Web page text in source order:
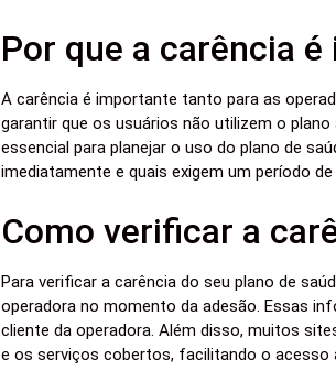
Por que a carência
A carência é importante tanto para as
garantir que os usuários não utilizem o
essencial para planejar o uso do plano de
imediatamente e quais exigem um período
Como verificar a
Para verificar a carência do seu plano de
operadora no momento da adesão. Essas
cliente da operadora. Além disso, muitos
e os serviços cobertos, facilitando o acesso